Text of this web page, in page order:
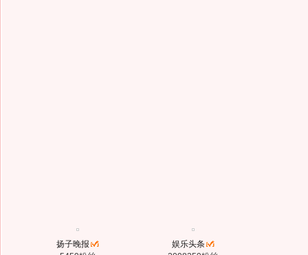
扬子晚报
娱乐头条